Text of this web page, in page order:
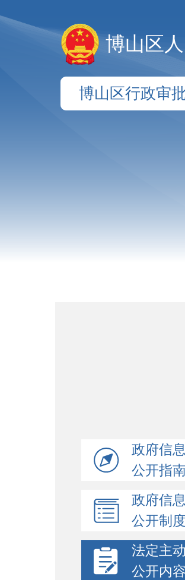
博山区
博山区行政审
政府信息
公开指南
政府信息
公开制度
法定主动
公开内容